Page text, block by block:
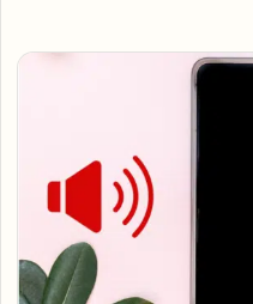
Articles